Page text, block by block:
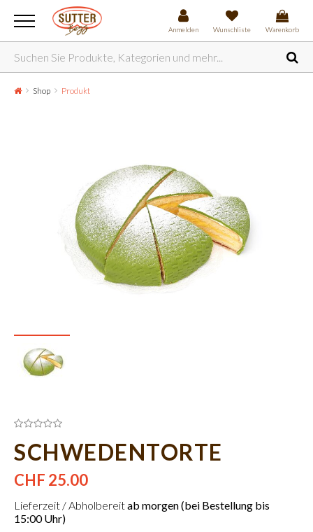
Anmelden Wunschliste Warenkorb
Shop Produkt
SCHWEDENTORTE
CHF 25.00
Lieferzeit / Abholbereitab morgen (bei Bestellung bis
15:00 Uhr)